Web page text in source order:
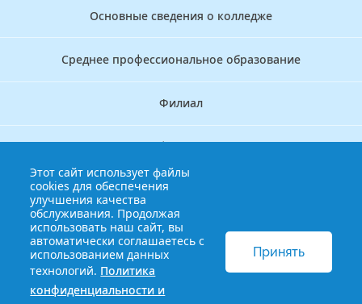
Основные сведения о колледже
Среднее профессиональное образование
Филиал
Дополнительное профессиональное образование
Аккредитационно — симуляционный центр
Бережливый колледж
© 2013-2021 Краснодарский краевой базовый медицинский
Политика конфиденциальности и обработки
Этот сайт использует файлы
cookies для обеспечения
улучшения качества
обслуживания. Продолжая
использовать наш сайт, вы
автоматически соглашаетесь с
использованием данных
технологий. Политика
конфиденциальности и
Принять